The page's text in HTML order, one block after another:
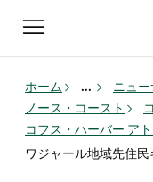
Toggle
navigation
ホーム ...
ニュ
ノース・コースト
コフス・ハーバー ア